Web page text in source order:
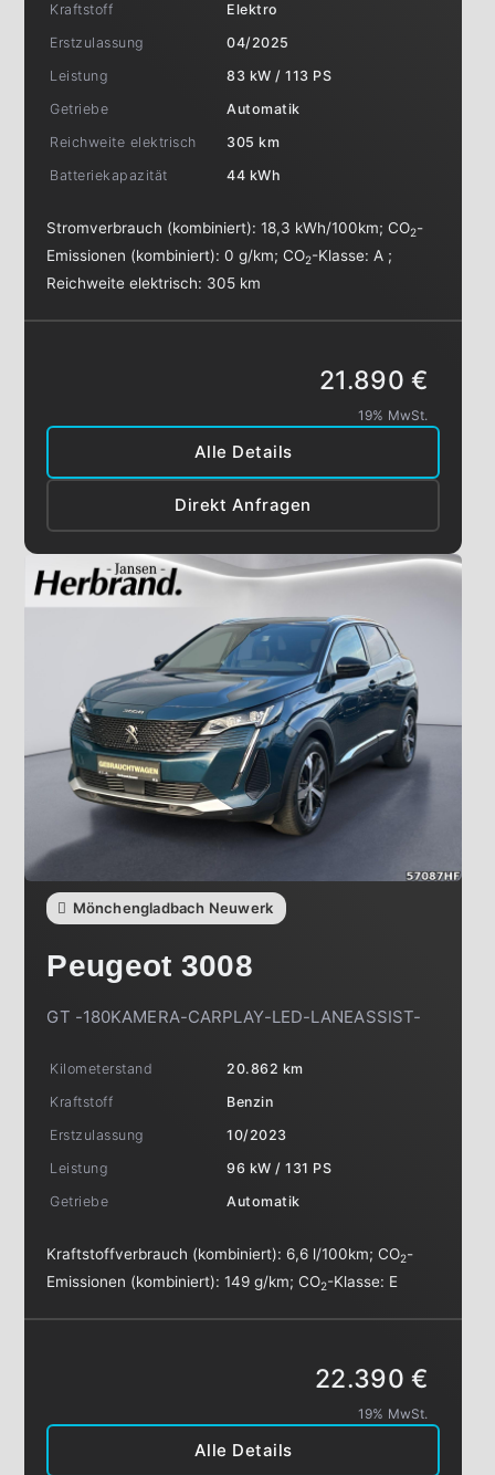
Kraftstoff
Elektro
Erstzulassung
04/2025
Leistung
83 kW / 113 PS
Getriebe
Automatik
Reichweite elektrisch
305 km
Batteriekapazität
44 kWh
Stromverbrauch (kombiniert):18,3 kWh/100km;CO2-
Emissionen (kombiniert):0 g/km;CO2-Klasse:A ;
Reichweite elektrisch: 305 km
Alle Details
Direkt Anfragen
21.890 €
19% MwSt.
Mönchengladbach Neuwerk
Peugeot 3008
GT -180KAMERA-CARPLAY-LED-LANEASSIST-
Kilometerstand
20.862 km
Kraftstoff
Benzin
Erstzulassung
10/2023
Leistung
96 kW / 131 PS
Getriebe
Automatik
Kraftstoffverbrauch (kombiniert): 6,6 l/100km;CO2-
Emissionen (kombiniert):149 g/km;CO2-Klasse: E
Alle Details
22.390 €
19% MwSt.